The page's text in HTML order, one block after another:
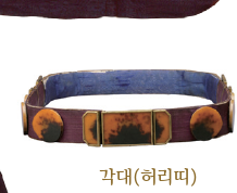
각대(허리띠)